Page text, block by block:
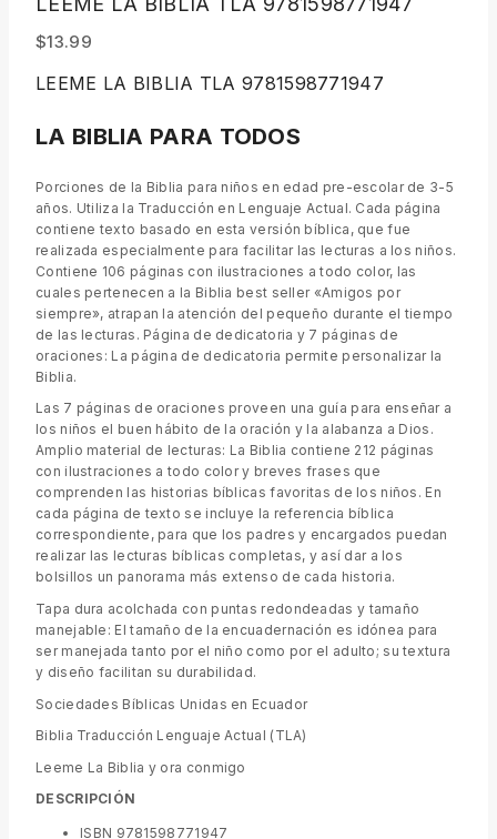
$13.99
LEEME LA BIBLIA TLA 9781598771947
LA BIBLIA PARA TODOS
Porciones de la Biblia para niños en edad pre-escolar de 3-5
años. Utiliza la Traducción en Lenguaje Actual. Cada página
contiene texto basado en esta versión bíblica, que fue
realizada especialmente para facilitar las lecturas a los niños.
Contiene 106 páginas con ilustraciones a todo color, las
cuales pertenecen a la Biblia best seller «Amigos por
siempre», atrapan la atención del pequeño durante el tiempo
de las lecturas. Página de dedicatoria y 7 páginas de
oraciones: La página de dedicatoria permite personalizar la
Biblia.
Las 7 páginas de oraciones proveen una guía para enseñar a
los niños el buen hábito de la oración y la alabanza a Dios.
Amplio material de lecturas: La Biblia contiene 212 páginas
con ilustraciones a todo color y breves frases que
comprenden las historias bíblicas favoritas de los niños. En
cada página de texto se incluye la referencia bíblica
correspondiente, para que los padres y encargados puedan
realizar las lecturas bíblicas completas, y así dar a los
bolsillos un panorama más extenso de cada historia.
Tapa dura acolchada con puntas redondeadas y tamaño
manejable: El tamaño de la encuadernación es idónea para
ser manejada tanto por el niño como por el adulto; su textura
y diseño facilitan su durabilidad.
Sociedades Bíblicas Unidas en Ecuador
Biblia Traducción Lenguaje Actual (TLA)
Leeme La Biblia y ora conmigo
DESCRIPCIÓN
ISBN 9781598771947